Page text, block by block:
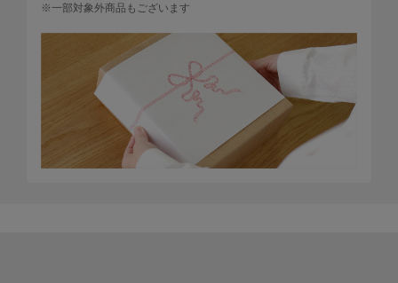
※一部対象外商品もございます